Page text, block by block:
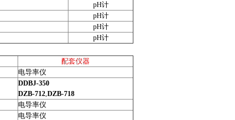
pH计
pH计
pH计
pH计
配套仪器
电导率仪
DDBJ-350
DZB-712,DZB-718
电导率仪
电导率仪